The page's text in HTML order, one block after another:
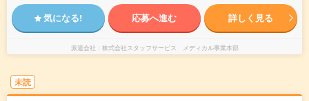
気になる! 応募へ進む 詳しく見る
派遣会社 株式会社スタッフサービス メディカル事業本部
未読